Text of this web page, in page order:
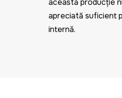
această producție
apreciată suficient
internă.